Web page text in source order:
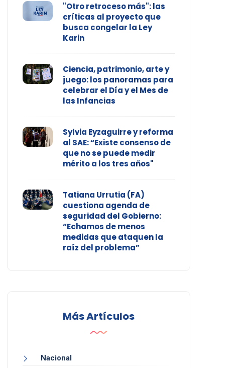
"Otro retroceso más": las
críticas al proyecto que
busca congelar la Ley
Karin
Ciencia, patrimonio, arte y
juego: los panoramas para
celebrar el Día y el Mes de
las Infancias
Sylvia Eyzaguirre y reforma
al SAE: “Existe consenso de
que no se puede medir
mérito a los tres años"
Tatiana Urrutia (FA)
cuestiona agenda de
seguridad del Gobierno:
“Echamos de menos
medidas que ataquen la
raíz del problema”
Más Artículos
Nacional